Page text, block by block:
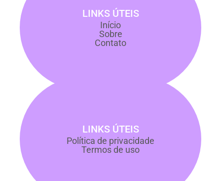
LINKS ÚTEIS
Início
Sobre
Contato
LINKS ÚTEIS
Política de privacidade
Termos de uso